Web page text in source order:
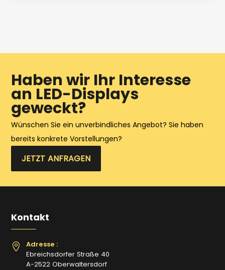
Haben wir Ihr Interesse
an LED-Displays
geweckt?
Wünschen Sie ein unverbindliches Angebot? Sie haben
bereits konkrete Vorstellungen?
JETZT ANFRAGEN
Kontakt
Adresse :
Ebreichsdorfer Straße 40
A-2522 Oberwaltersdorf